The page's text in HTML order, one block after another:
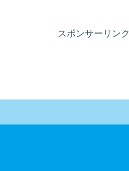
スポンサーリンク